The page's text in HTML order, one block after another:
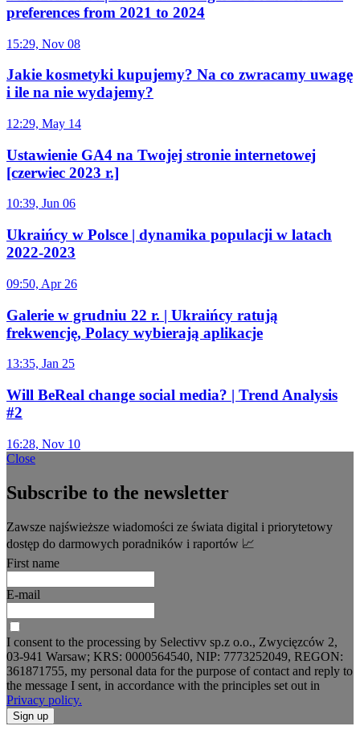
preferences from 2021 to 2024
15:29, Nov 08
Jakie kosmetyki kupujemy? Na co zwracamy uwagę
i ile na nie wydajemy?
12:29, May 14
Ustawienie GA4 na Twojej stronie internetowej
[czerwiec 2023 r.]
10:39, Jun 06
Ukraińcy w Polsce | dynamika populacji w latach
2022-2023
09:50, Apr 26
Galerie w grudniu 22 r. | Ukraińcy ratują
frekwencję, Polacy wybierają aplikacje
13:35, Jan 25
Will BeReal change social media? | Trend Analysis
#2
16:28, Nov 10
Close
Subscribe to the newsletter
Zawsze najświeższe wiadomości ze świata digital i priorytetowy
dostęp do darmowych poradników i raportów 📈
First name
E-mail
I consent to the processing by Selectivv sp.z o.o., Zwycięzców 2,
03-941 Warsaw; KRS: 0000564540, NIP: 7773252049, REGON:
361871755, my personal data for the purpose of contact and reply to
the message I sent, in accordance with the principles set out in
Privacy policy.
Sign up